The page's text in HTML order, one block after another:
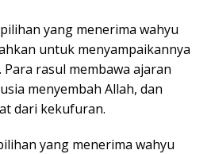
yang menerima wahyu
untuk menyampaikannya
rasul membawa ajaran
menyembah Allah, dan
dari kekufuran.
yang menerima wahyu